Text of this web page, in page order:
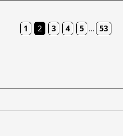
1 2 3 4 5 ... 53